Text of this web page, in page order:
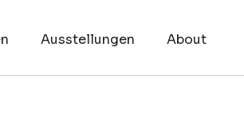
Ausstellungen About